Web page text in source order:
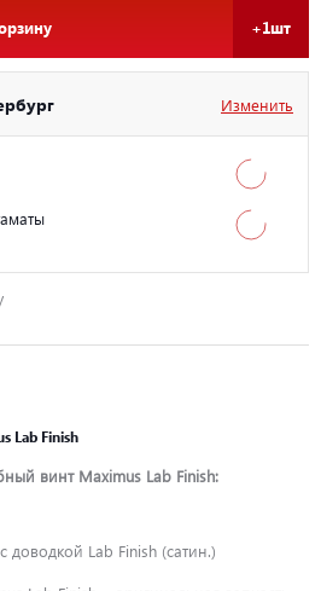
+1шт
Изменить
Lab Finish
винт Maximus Lab Finish:
Lab Finish (сатин.)